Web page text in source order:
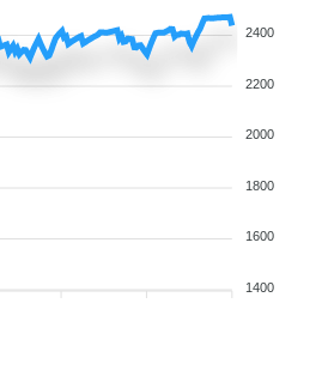
2400
2200
2000
1800
1600
1400